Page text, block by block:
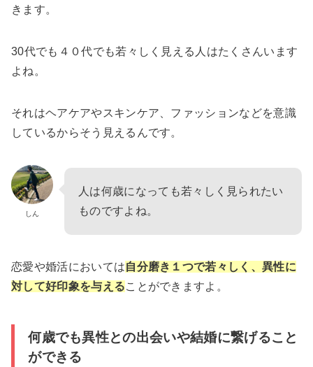
きます。
30代でも４０代でも若々しく見える人はたくさんいます
よね。
それはヘアケアやスキンケア、ファッションなどを意識
しているからそう見えるんです。
しん
人は何歳になっても若々しく見られたい
ものですよね。
恋愛や婚活においては自分磨き１つで若々しく、異性に
対して好印象を与えることができますよ。
何歳でも異性との出会いや結婚に繋げること
ができる